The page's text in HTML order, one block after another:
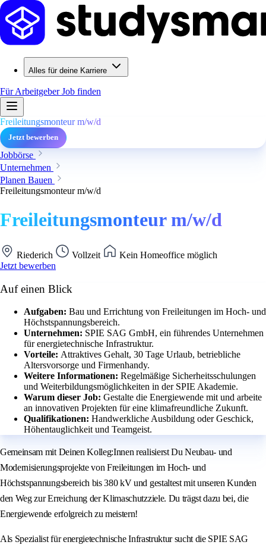
Alles für deine Karriere
Für ArbeitgeberJob finden
Freileitungsmonteur m/w/d
Jetzt bewerben
Jobbörse
Unternehmen
Planen Bauen
Freileitungsmonteur m/w/d
Freileitungsmonteur m/w/d
Riederich Vollzeit
Kein Homeoffice möglich
Jetzt bewerben
Auf einen Blick
Aufgaben: Bau und Errichtung von Freileitungen im Hoch- und
Höchstspannungsbereich.
Unternehmen: SPIE SAG GmbH, ein führendes Unternehmen
für energietechnische Infrastruktur.
Vorteile: Attraktives Gehalt, 30 Tage Urlaub, betriebliche
Altersvorsorge und Firmenhandy.
Weitere Informationen: Regelmäßige Sicherheitsschulungen
und Weiterbildungsmöglichkeiten in der SPIE Akademie.
Warum dieser Job: Gestalte die Energiewende mit und arbeite
an innovativen Projekten für eine klimafreundliche Zukunft.
Qualifikationen: Handwerkliche Ausbildung oder Geschick,
Höhentauglichkeit und Teamgeist.
Gemeinsam mit Deinen Kolleg:Innen realisierst Du Neubau- und
Modernisierungsprojekte von Freileitungen im Hoch- und
Höchstspannungsbereich bis 380 kV und gestaltest mit unseren Kunden
den Weg zur Erreichung der Klimaschutzziele. Du trägst dazu bei, die
Energiewende erfolgreich zu meistern!
Als Spezialist für energietechnische Infrastruktur sucht die SPIE SAG